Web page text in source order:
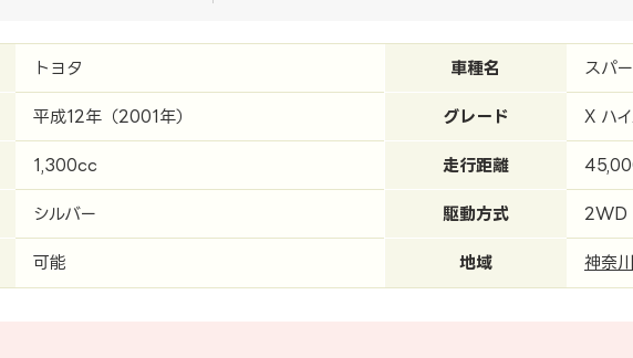
トヨタ 車種名 スパ
平成12年（2001年） グレード X ハ
1,300cc 走行距離
シルバー 駆動方式 2WD
可能 地域 神奈